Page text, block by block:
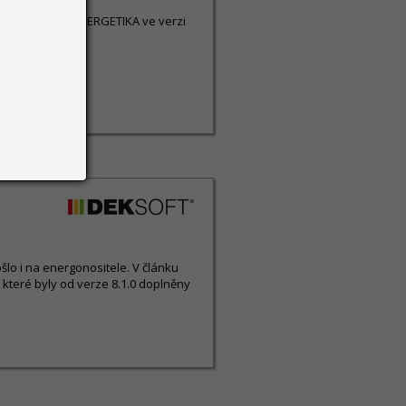
programu ENERGETIKA ve verzi
i na energonositele. V článku
byly od verze 8.1.0 doplněny